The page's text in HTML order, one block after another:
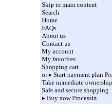
Skip to main content
Search
Home
FAQs
About us
Contact us
My account
My favorites
Shopping cart
or ▸ Start payment plan
Take immediate ownership
Safe and secure shopping
▸ Buy now Processin